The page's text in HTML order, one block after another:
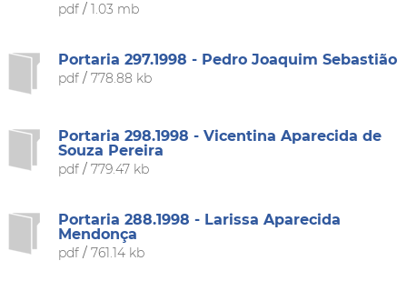
pdf/ 1.03 mb
Portaria 297.1998 - Pedro Joaquim Sebastião
pdf/ 778.88 kb
Portaria 298.1998 - Vicentina Aparecida de
Souza Pereira
pdf/ 779.47 kb
Portaria 288.1998 - Larissa Aparecida
Mendonça
pdf/ 761.14 kb